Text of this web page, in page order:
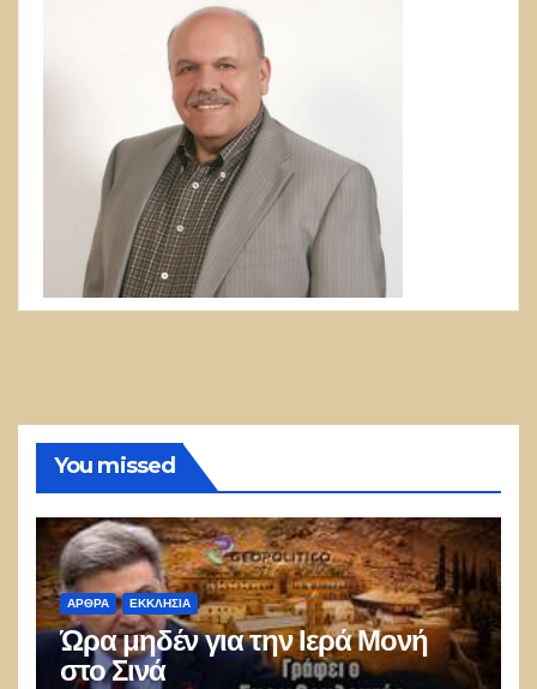
You missed
ΑΡΘΡΑ ΕΚΚΛΗΣΊΑ
Ώρα μηδέν για την Ιερά Μονή
στο Σινά